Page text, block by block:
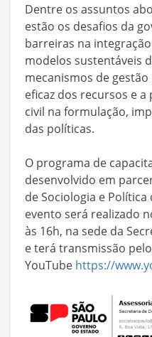
Dentre os assuntos
estão os desafios da
barreiras na
modelos sustentáveis
mecanismos de
eficaz dos recursos e
civil na formulação,
das políticas.
O programa de
desenvolvido em
de Sociologia e Política
evento será realizado
às 16h, na sede da
e terá transmissão
YouTube https://